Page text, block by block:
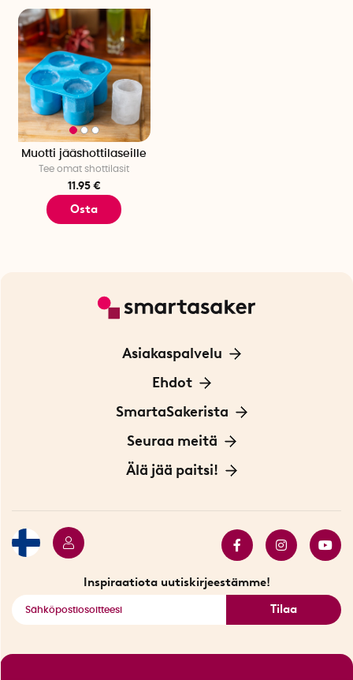
Muotti jääshottilaseille
Tee omat shottilasit
11.95 €
Osta
Asiakaspalvelu
Ota yhteyttä
Ehdot
Tietoa evästeistä
Yksityisyydensuoja
Sopimusehdot
SmartaSakerista
Meistä
Myymälä Tukholmassa
Seuraa meitä
Innovaattoriblogi
Älä jää paitsi!
Inspiraatiota uutiskirjeestämme!
Tilaa